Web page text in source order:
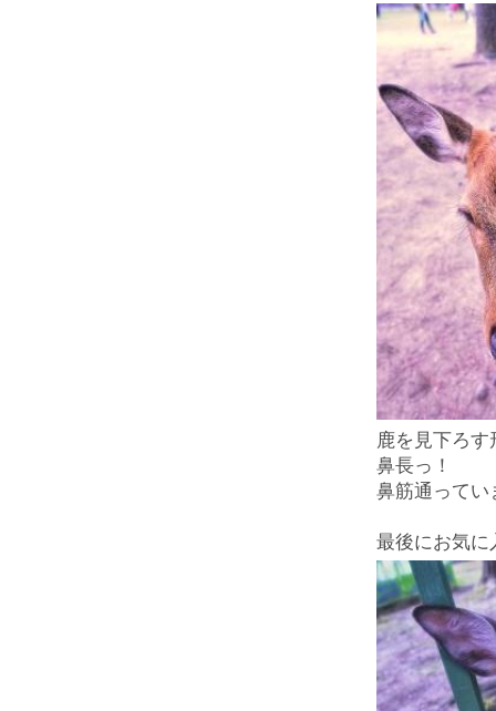
鹿を見下ろす
鼻長っ！
鼻筋通ってい
最後にお気に